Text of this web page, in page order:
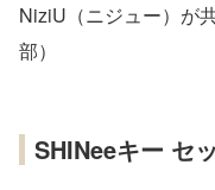
NiziU（ニジュー）が
部）
SHINeeキー セ